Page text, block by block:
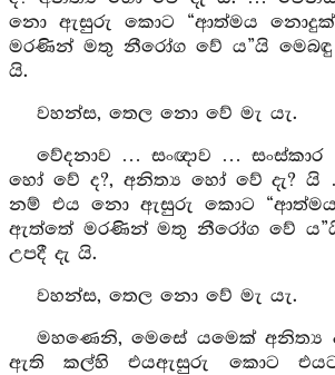
නො ඇසුරු කොට “ආත්මය
මරණින් මතු නීරෝග වේ ය”යි මෙබඳු
යි.
වහන්ස, තෙල නො වේ මැ යැ.
වේදනාව … සංඥාව …
හෝ වේ ද?, අනිත්‍ය හෝ වේ දැ?
නම් එය නො ඇසුරු කොට
ඇත්තේ මරණින් මතු නීරෝග වේ ය”යි
උපදී දැ යි.
වහන්ස, තෙල නො වේ මැ යැ.
මහණෙනි, මෙසේ යමෙක් අනිත්‍ය
ඇති කල්හි එයඇසුරු කොට